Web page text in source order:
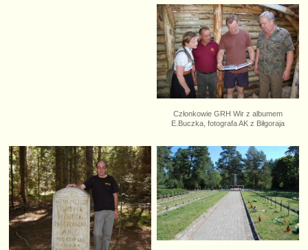
Członkowie GRH Wir z albumem
E.Buczka, fotografa AK z Biłgoraja